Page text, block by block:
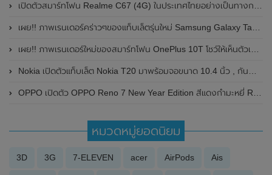
เปิดตัวสมาร์ทโฟน Realme C67 (4G) ในประเทศไทยอย่างเป็นทางการแล้ว ในราคาเพียง 6,499 บาท
เผย!! ภาพเรนเดอร์คร่าวๆของแท็บเล็ตรุ่นใหม่ Samsung Galaxy Tab A ขนาด 8.4 (2021) โชว์ดีไซน์ตัวเครื่องรอบด้าน มาพร้อม USB-C และอื่นๆ
เผย!! ภาพเรนเดอร์ใหม่ของสมาร์ทโฟน OnePlus 10T โชว์ให้เห็นตัวเลือกสี พร้อมรายละเอียดสเปกก่อนเปิดตัวในเร็วๆนี้
Nokia เปิดตัวแท็บเล็ต Nokia T20 มาพร้อมจอขนาด 10.4 นิ้ว , กันน้ำได้ และรองรับทั้ง Wi-Fi , 4G/LTE
OPPO เปิดตัว OPPO Reno 7 New Year Edition สีแดงกำมะหยี่ Red Velvet รุ่นพิเศษต้อนรับปีใหม่ 2022
หมวดหมู่ยอดนิยม
3D 3G 7-ELEVEN acer AirPods Ais